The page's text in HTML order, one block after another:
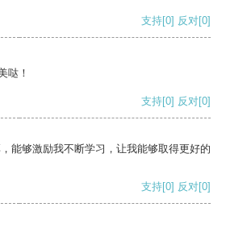
支持[0] 反对[0]
哒！
支持[0] 反对[0]
能够激励我不断学习，让我能够取得更好的
支持[0] 反对[0]